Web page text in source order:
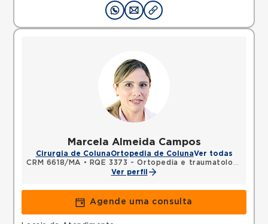
Marcela Almeida Campos
Cirurgia de ColunaOrtopedia de ColunaVer todas
CRM 6618/MA •
RQE 3373 - Ortopedia e traumatologia
Ver perfil
Agende uma consulta